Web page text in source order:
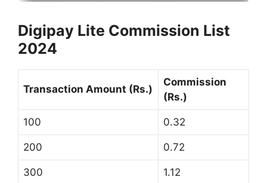
Digipay Lite Commission List
2024
Transaction Amount (Rs.)
Commission
(Rs.)
100 0.32
200 0.72
300 1.12